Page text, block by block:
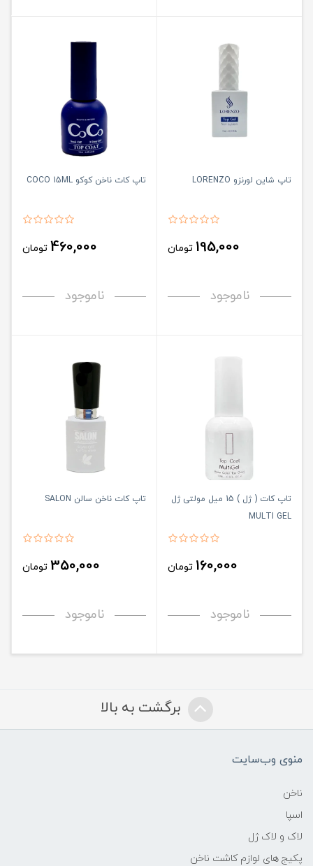
تاپ شاین لورنزو LORENZO
195,000 تومان
ناموجود
تاپ کات ناخن کوکو COCO 15ML
460,000 تومان
ناموجود
تاپ کات ( ژل ) 15 میل مولتی ژل
MULTI GEL
160,000 تومان
ناموجود
تاپ کات ناخن سالن SALON
350,000 تومان
ناموجود
برگشت به بالا
منوی وب‌سایت
ناخن
اسپا
لاک و لاک ژل
پکیج های لوازم کاشت ناخن